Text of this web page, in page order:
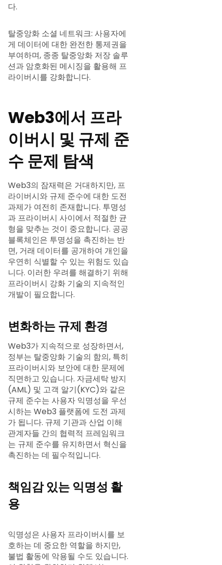
다.
탈중앙화 소셜 네트워크: 사용자에
게 데이터에 대한 완전한 통제권을
부여하며, 종종 탈중앙화 저장 솔루
션과 암호화된 메시징을 활용해 프
라이버시를 강화합니다.
Web3에서 프라
이버시 및 규제 준
수 문제 탐색
Web3의 잠재력은 거대하지만, 프
라이버시와 규제 준수에 대한 도전
과제가 여전히 존재합니다. 투명성
과 프라이버시 사이에서 적절한 균
형을 맞추는 것이 중요합니다. 공공
블록체인은 투명성을 촉진하는 반
면, 거래 데이터를 공개하여 개인을
우연히 식별할 수 있는 위험도 있습
니다. 이러한 우려를 해결하기 위해
프라이버시 강화 기술의 지속적인
개발이 필요합니다.
변화하는 규제 환경
Web3가 지속적으로 성장하면서,
정부는 탈중앙화 기술의 함의, 특히
프라이버시와 보안에 대한 문제에
직면하고 있습니다. 자금세탁 방지
(AML) 및 고객 알기(KYC)와 같은
규제 준수는 사용자 익명성을 우선
시하는 Web3 플랫폼에 도전 과제
가 됩니다. 규제 기관과 산업 이해
관계자들 간의 협력적 프레임워크
는 규제 준수를 유지하면서 혁신을
촉진하는 데 필수적입니다.
책임감 있는 익명성 활
용
익명성은 사용자 프라이버시를 보
호하는 데 중요한 역할을 하지만,
불법 활동에 악용될 수도 있습니다.